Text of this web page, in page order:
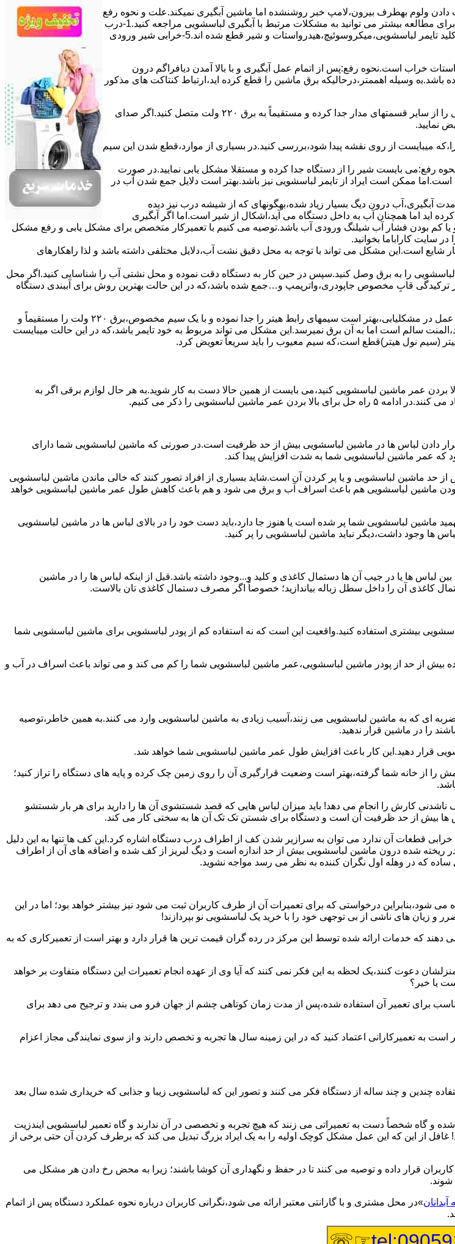
دادن وﻟﻮم بهطرف ﺑﯿﺮون،ﻻﻣﭗ ﺧﺒﺮ روشنشده اﻣﺎ ﻣﺎﺷﯿﻦ آﺑﮕﯿﺮی نمیکند.ﻋﻠﺖ و نحوه رﻓﻊ
مشکل:آبگیری کند ماشین لباسشویی و یا آبگیر نکردن آن می تواند دلایل متفاوتی داشته باشد.برای مطالعه بیشتر می توانید به مشکلات مرتبط با آبگیری لباسشویی مراجعه کنید.1-درب
ﻣﺎﺷﯿﻦ ﺑﺎز اﺳﺖ.2-ﻣﯿﮑﺮوﺳﻮﺋﯿﭻ ﺧﺮاب اﺳﺖ.3-ﻫﯿﺪرواﺳﺘﺎت ﺧﺮاب اﺳﺖ.4-سیمهای راﺑﻂ ﺑﯿﻦ ﮐﻠﯿﺪ ﺗﺎﯾﻤﺮ لباسشویی،ﻣﯿﮑﺮوﺳﻮﺋﯿﭻ،ﻫﯿﺪرواﺳﺘﺎت و ﺷﯿﺮ ﻗﻄﻊ ﺷﺪه اند.5-خرابی شیر ورودی
ﻋﻤﻞ آﺑﮕﯿﺮی را ﺑﻪ اﺗﻤﺎم رﺳﺎﻧﺪه،اﻣﺎ ﻋﻤﻠﯿﺎت ﺑﻌﺪی اﻧﺠﺎم نمیشود.۱٫ ﻫﯿﺪرواﺳﺘﺎت ﺧﺮاب اﺳﺖ.نحوه رﻓﻊ:ﭘﺲ از اﺗﻤﺎم عمل آﺑﮕﯿﺮی و ﺑﺎ ﺑﺎﻻ آﻣﺪن دﯾﺎﻓﺮاﮔﻢ درون
ﺑﻪ ﻣﻮﺗﻮر ﻣﺘﺼﻞ اﺳﺖ،وﺻﻞ ﺷﺪه ﺑﺎﺷﺪ.ﺑه وسیله اهممتر،درحالیکه ﺑﺮق ﻣﺎﺷﯿﻦ را ﻗﻄﻊ کرده اید،ارﺗﺒﺎط ﮐﻨﺘﺎﮐﺖ ﻫﺎی ﻣﺬﮐﻮر
۲٫ ﻣﻮﺗﻮر ﺗﺎﯾﻤﺮ لباسشویی ﺳﻮﺧﺘﻪ اﺳﺖ.نحوه رﻓﻊ:سیمهای ﺑﻮﺑﯿﻦ ﻣﻮﺗﻮر ﺗﺎﯾﻤﺮ ماشین لباسشویی را از ﺳﺎﯾﺮ قسمتهای ﻣﺪار ﺟﺪا کرده و مستقیماً ﺑﻪ برق ۲۲۰ وﻟﺖ ﻣﺘﺼﻞ کنید.اﮔﺮ ﺻﺪای
ﻧﻤﺎﯾﯿﺪ.
میبایست از روی ﻧﻘﺸﻪ ﭘﯿﺪا ﺷﻮد،بررسی ﮐﻨﯿﺪ.در ﺑﺴﯿﺎری از موارد،ﻗﻄﻊ ﺷﺪن اﯾﻦ ﺳﯿﻢ
رﻓﻊ:می بایست ﺷﯿﺮ را از دستگاه جدا کرده و مستقلا مشکل یابی نمایید.در صورت
ممکن است ایراد از تایمر لباسشویی نیز باشد.بهتر است دلایل جمع شدن آب در
آﺑﮕﯿﺮی،آب درون دﯾﮓ ﺑﺴﯿﺎر زﯾﺎد ﺷﺪه،بهگونهای ﮐﻪ از ﺷﯿﺸﻪ درب ﻧﯿﺰ دﯾﺪه
اما همچنان آب به داخل دستگاه می آید،اشکال از شیر است.اما اگر آبگیری
یا کم بودن فشار آب شیلنگ ورودی آب باشد.توصیه می کنیم با تعمیرکار متخصص برای مشکل یابی و رفع مشکل
سایت کاراباما بخوانید.
شایع است.این مشکل می تواند با توجه به محل دقیق نشت آب،دلایل مختلفی داشته باشد و لذا راهکارهای
را ﺑﻪ ﺑﺮق وصل ﮐﻨﯿﺪ.سپس در حین کار به دستگاه دقت نموده و ﻣﺤﻞ نشتی آب را ﺷﻨﺎﺳﺎﯾﯽ کنید.اﮔﺮ ﻣﺤﻞ
قابِ ﻣﺨﺼﻮص ﺟﺎﭘﻮدری،واترپمپ و…جمع شده ﺑﺎﺷﺪ،ﮐﻪ در این حالت بهترین روش برای آببندی دستگاه
مشکل ۷:ﻫﯿﺘﺮ لباسشویی آب را ﮔﺮم نمیکند.نحوه رﻓﻊ:ﻫﻤﺎﻧﻨﺪ ﮔﺬﺷﺘﻪ بهمنظور اﻓﺰاﯾﺶ ﺳﺮﻋﺖ ﻋﻤﻞ در مشکلیابی،بهتر است سیمهای راﺑﻂ ﻫﯿﺘﺮ را ﺟﺪا ﻧﻤﻮده و ﺑﺎ ﯾﮏ ﺳﯿﻢ ﻣﺨﺼﻮص،برق ۲۲۰ ولت را مستقیماً و
اند،اﻟﻤﻨﺖ ﺳﺎﻟﻢ است اما ﺑﻪ آن ﺑﺮق نمیرسد.اﯾﻦ ﻣﺸﮑﻞ می تواند مربوط به ﺧﻮد ﺗﺎﯾﻤﺮ باشد،ﮐﻪ در این حالت میبایست
(سیم ﻧﻮل ﻫﯿﺘﺮ)ﻗﻄﻊ اﺳﺖ،ﮐﻪ ﺳﯿﻢ ﻣﻌﯿﻮب را ﺑﺎﯾﺪ سریعاً ﺗﻌﻮﯾﺾ کرد.
بردن عمر ماشین لباسشویی کنید،می بایست از همین حالا دست به کار شوید.به هر حال لوازم برقی اگر به
لباسشویی را ذکر می کنیم.
دادن لباس ها در ماشین لباسشویی بیش از حد ظرفیت است.در صورتی که ماشین لباسشویی شما دارای
ماشین لباسشویی و یا پر کردن آن است.شاید بسیاری از افراد تصور کنند که خالی ماندن ماشین لباسشویی
ماشین لباسشویی هم باعث اسراف آب و برق می شود و هم باعث کاهش طول عمر ماشین لباسشویی خواهد
لباسشویی شما پر شده است یا هنوز جا دارد،باید دست خود را در بالای لباس ها در ماشین لباسشویی
ها یا در جیب آن ها دستمال کاغذی و کلید و...وجود داشته باشد.قبل از اینکه لباس ها را در ماشین
کاغذی آن را داخل سطل زباله بیاندازید؛ خصوصاً اگر مصرف دستمال کاغذی تان بالاست.
بیشتری استفاده کنید.واقعیت این است که نه استفاده کم از پودر لباسشویی برای ماشین لباسشویی شما
بیش از حد از پودر ماشین لباسشویی،عمر ماشین لباسشویی شما را کم می کند و می تواند باعث اسراف در آب و
ای که به ماشین لباسشویی می زنند،آسیب زیادی به ماشین لباسشویی وارد می کنند.به همین خاطر،توصیه
را در ماشین قرار ندهید.
قرار دهید.این کار باعث افزایش طول عمر ماشین لباسشویی شما خواهد شد.
از خانه شما گرفته،بهتر است وضعیت قرارگیری آن را روی زمین چک کرده و پایه های دستگاه را تراز کنید؛
کارش را انجام می دهد! باید میزان لباس هایی که قصد شستشوی آن ها را دارید برای هر بار شستشو
ها بیش از حد ظرفیت آن است و دستگاه برای شستن تک تک آن ها به سختی کار می کند.
خرابی قطعات آن ندارد می توان به سرازیر شدن کف از اطراف درب دستگاه اشاره کرد.این کف ها تنها به این دلیل
ریخته شده درون ماشین لباسشویی بیش از حد اندازه است و دیگ لبریز از کف شده و اضافه های آن از اطراف
که در وهله اول نگران کننده به نظر می رسد مواجه نشوید.
شود،بنابراین درخواستی که برای تعمیرات آن از طرف کاربران ثبت می شود نیز بیشتر خواهد بود؛ اما در این
زیان های ناشی از بی توجهی خود را با خرید یک لباسشویی نو بپردازند!
می دهند که خدمات ارائه شده توسط این مرکز در رده گران قیمت ترین ها قرار دارد و بهتر است از تعمیرکاری که به
دعوت کنند،یک لحظه به این فکر نمی کنند که آیا وی از عهده انجام تعمیرات این دستگاه متفاوت بر خواهد
یا خیر؟
برای تعمیر آن استفاده شده،پس از مدت زمان کوتاهی چشم از جهان فرو می بندد و ترجیح می دهد برای
به تعمیرکارانی اعتماد کنید که در این زمینه سال ها تجربه و تخصص دارند و از سوی نمایندگی مجاز اعزام
چندین و چند ساله از دستگاه فکر می کنند و تصور این که لباسشویی زیبا و جذابی که خریداری شده سال بعد
و گاه شخصاً دست به تعمیراتی می زنند که هیچ تجربه و تخصصی در آن ندارند و گاه تعمیر لباسشویی ایندزیت
غافل از این که این عمل مشکل کوچک اولیه را به یک ایراد بزرگ تبدیل می کند که برطرف کردن آن حتی برخی از
قرار داده و توصیه می کنند تا در حفظ و نگهداری آن کوشا باشند؛ زیرا به محض رخ دادن هر مشکل می
شوند.
»در محل مشتری و با گارانتی معتبر ارائه می شود،نگرانی کاربران درباره نحوه عملکرد دستگاه پس از اتمام